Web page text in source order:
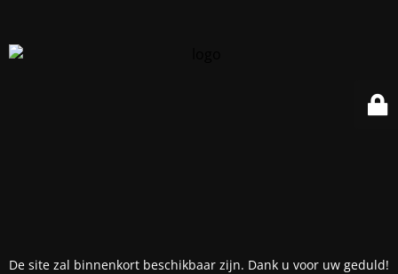
De site zal binnenkort beschikbaar zijn. Dank u voor uw geduld!